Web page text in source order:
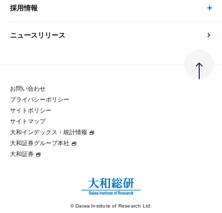
大和総研の強み
先端テクノロジーに基づく新たな価値の創出
政策分析
金融経済教育等
コラム
大和インデックス・統計情報
次世代社会への貢献
マルチステークホルダー方針
パートナーシップ構築宣言
会社情報 トップ
会社概要・役員一覧
大和総研の歩み
グループ会社
採用情報
採用情報 トップ
経験者採用
ニュースリリース
お問い合わせ
プライバシーポリシー
サイトポリシー
サイトマップ
大和インデックス・統計情報
大和証券グループ本社
大和証券
© Daiwa Institute of Research Ltd.